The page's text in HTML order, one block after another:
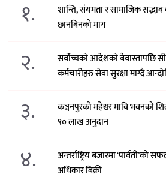
१.
शान्ति, संयमता र सामाजिक सद्भाव
छानबिनको माग
२.
सर्वोच्चको आदेशको बेवास्तापछि
कर्मचारीहरु सेवा सुरक्षा माग्दै
३.
कञ्चनपुरको महेश्वर मावि भवनको
९० लाख अनुदान
४.
अन्तर्राष्ट्रिय बजारमा ‘पार्वती’को
अधिकार बिक्री